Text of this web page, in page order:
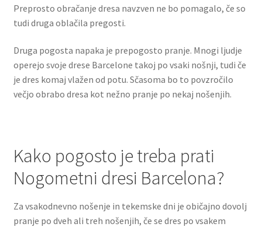
Preprosto obračanje dresa navzven ne bo pomagalo, če so
tudi druga oblačila pregosti.
Druga pogosta napaka je prepogosto pranje. Mnogi ljudje
operejo svoje drese Barcelone takoj po vsaki nošnji, tudi če
je dres komaj vlažen od potu. Sčasoma bo to povzročilo
večjo obrabo dresa kot nežno pranje po nekaj nošenjih.
Kako pogosto je treba prati
Nogometni dresi Barcelona?
Za vsakodnevno nošenje in tekemske dni je običajno dovolj
pranje po dveh ali treh nošenjih, če se dres po vsakem